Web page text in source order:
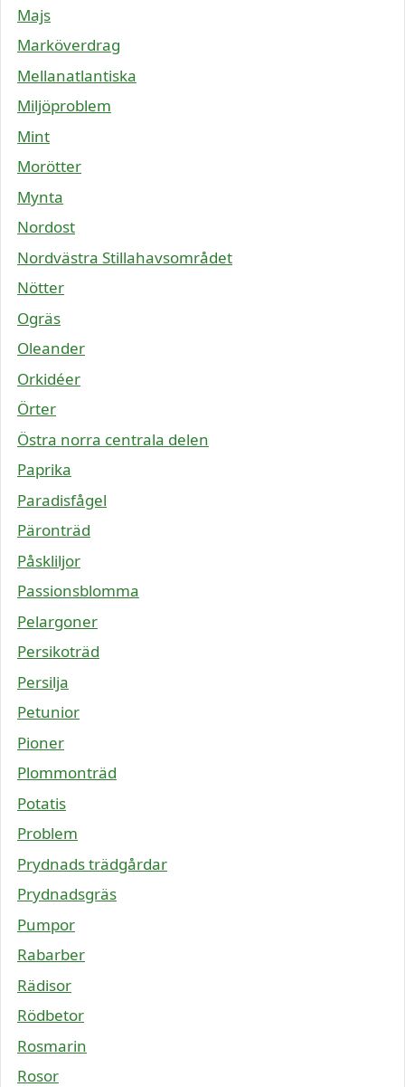
Majs
Marköverdrag
Mellanatlantiska
Miljöproblem
Mint
Morötter
Mynta
Nordost
Nordvästra Stillahavsområdet
Nötter
Ogräs
Oleander
Orkidéer
Örter
Östra norra centrala delen
Paprika
Paradisfågel
Päronträd
Påskliljor
Passionsblomma
Pelargoner
Persikoträd
Persilja
Petunior
Pioner
Plommonträd
Potatis
Problem
Prydnads trädgårdar
Prydnadsgräs
Pumpor
Rabarber
Rädisor
Rödbetor
Rosmarin
Rosor